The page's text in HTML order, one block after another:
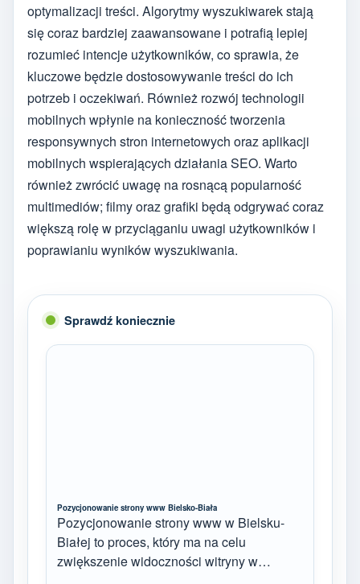
optymalizacji treści. Algorytmy wyszukiwarek stają
się coraz bardziej zaawansowane i potrafią lepiej
rozumieć intencje użytkowników, co sprawia, że
kluczowe będzie dostosowywanie treści do ich
potrzeb i oczekiwań. Również rozwój technologii
mobilnych wpłynie na konieczność tworzenia
responsywnych stron internetowych oraz aplikacji
mobilnych wspierających działania SEO. Warto
również zwrócić uwagę na rosnącą popularność
multimediów; filmy oraz grafiki będą odgrywać coraz
większą rolę w przyciąganiu uwagi użytkowników i
poprawianiu wyników wyszukiwania.
Sprawdź koniecznie
Pozycjonowanie strony www Bielsko-Biała
Pozycjonowanie strony www w Bielsku-
Białej to proces, który ma na celu
zwiększenie widoczności witryny w…